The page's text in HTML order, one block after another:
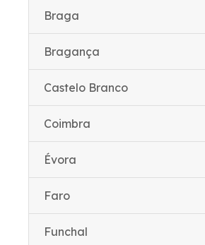
Braga
Bragança
Castelo Branco
Coimbra
Évora
Faro
Funchal